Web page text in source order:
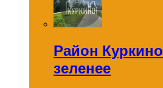
Район
зеленее